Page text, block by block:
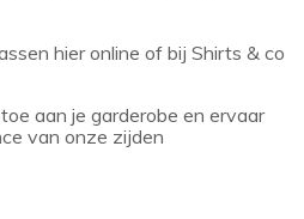
hier online of bij Shirts & co
aan je garderobe en ervaar
van onze zijden